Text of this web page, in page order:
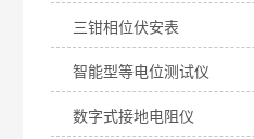
三钳相位伏安表
智能型等电位测试仪
数字式接地电阻仪